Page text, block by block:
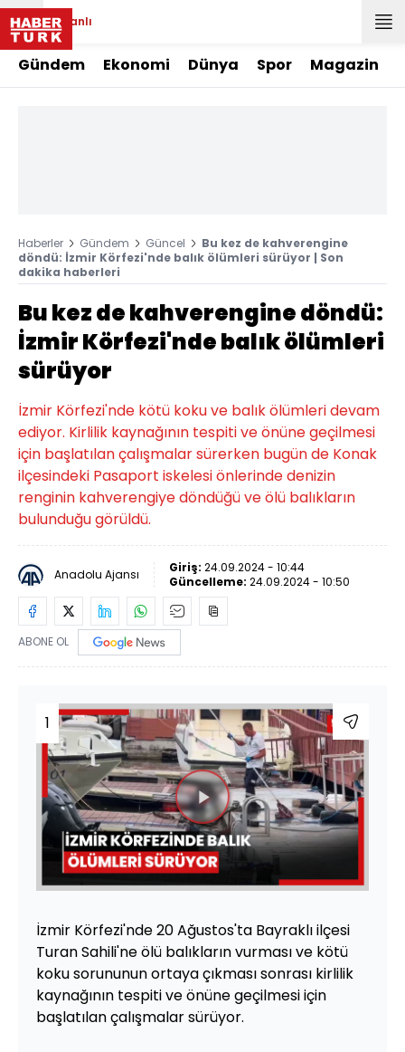
Canlı
Gündem Ekonomi Dünya Spor Magazin
Haberler Gündem Güncel
Bu kez de kahverengine
döndü: İzmir Körfezi'nde balık ölümleri sürüyor | Son
dakika haberleri
Bu kez de kahverengine döndü:
İzmir Körfezi'nde balık ölümleri
sürüyor
İzmir Körfezi'nde kötü koku ve balık ölümleri devam
ediyor. Kirlilik kaynağının tespiti ve önüne geçilmesi
için başlatılan çalışmalar sürerken bugün de Konak
ilçesindeki Pasaport iskelesi önlerinde denizin
renginin kahverengiye döndüğü ve ölü balıkların
bulunduğu görüldü.
Anadolu Ajansı Giriş: 24.09.2024 - 10:44
Güncelleme: 24.09.2024 - 10:50
ABONE OL
1
Videoyu
Oynat
İzmir Körfezi'nde 20 Ağustos'ta Bayraklı ilçesi
Turan Sahili'ne ölü balıkların vurması ve kötü
koku sorununun ortaya çıkması sonrası kirlilik
kaynağının tespiti ve önüne geçilmesi için
başlatılan çalışmalar sürüyor.